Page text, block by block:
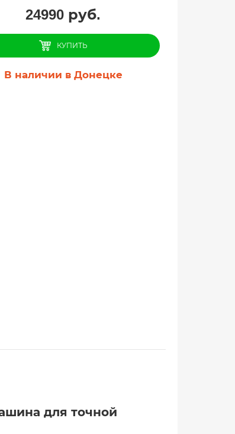
24990 руб.
КУПИТЬ
В наличии в Донецке
для точной